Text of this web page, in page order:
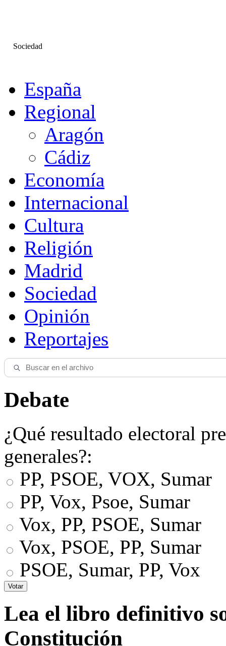
Sociedad
España
Regional
Aragón
Cádiz
Economía
Internacional
Cultura
Religión
Madrid
Sociedad
Opinión
Reportajes
Debate
¿Qué resultado electoral
generales?:
PP, PSOE, VOX, Sumar
PP, Vox, Psoe, Sumar
Vox, PP, PSOE, Sumar
Vox, PSOE, PP, Sumar
PSOE, Sumar, PP, Vox
Lea el libro definitivo
Constitución